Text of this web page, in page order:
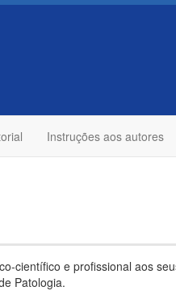
Instruções aos autores
científico e profissional aos
Patologia.